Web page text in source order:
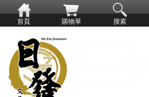
首頁 購物單 搜索